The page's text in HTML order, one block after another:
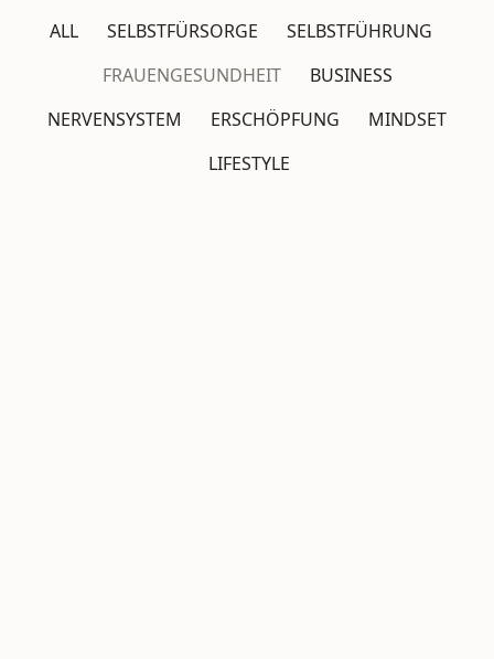
ALL SELBSTFÜRSORGE
SELBSTFÜHRUNG
FRAUENGESUNDHEIT
BUSINESS
NERVENSYSTEM
ERSCHÖPFUNG
MINDSET
LIFESTYLE